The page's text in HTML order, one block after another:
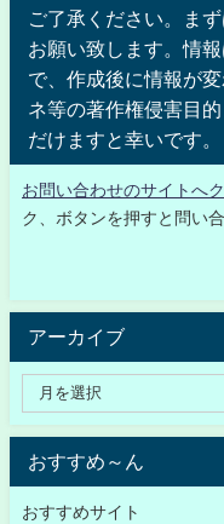
ご了承ください。ま
お願い致します。情
で、作成後に情報が
ネ等の著作権侵害目
だけますと幸いです。
お問い合わせのサイトへ
ク、ボタンを押すと問い
アーカイブ
おすすめ～ん
おすすめサイト